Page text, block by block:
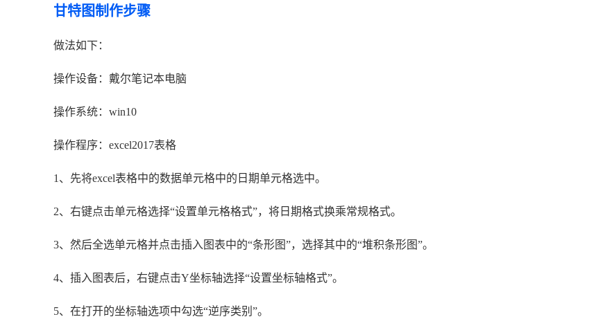
甘特图制作步骤
做法如下：
操作设备：戴尔笔记本电脑
操作系统：win10
操作程序：excel2017表格
1、先将excel表格中的数据单元格中的日期单元格选中。
2、右键点击单元格选择“设置单元格格式”，将日期格式换乘常规格式。
3、然后全选单元格并点击插入图表中的“条形图”，选择其中的“堆积条形图”。
4、插入图表后，右键点击Y坐标轴选择“设置坐标轴格式”。
5、在打开的坐标轴选项中勾选“逆序类别”。